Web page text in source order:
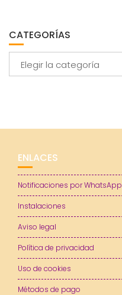
CATEGORÍAS
ENLACES
Notificaciones por WhatsApp
Instalaciones
Aviso legal
Política de privacidad
Uso de cookies
Métodos de pago